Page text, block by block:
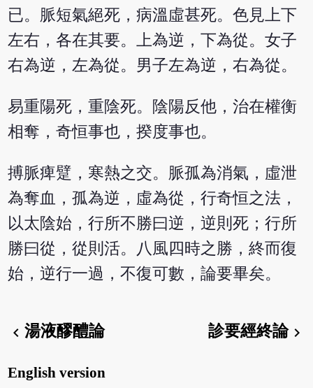
已。脈短氣絕死，病溫虛甚死。色見上下
左右，各在其要。上為逆，下為從。女子
右為逆，左為從。男子左為逆，右為從。
易重陽死，重陰死。陰陽反他，治在權衡
相奪，奇恒事也，揆度事也。
搏脈痺躄，寒熱之交。脈孤為消氣，虛泄
為奪血，孤為逆，虛為從，行奇恒之法，
以太陰始，行所不勝曰逆，逆則死；行所
勝曰從，從則活。八風四時之勝，終而復
始，逆行一過，不復可數，論要畢矣。
chevron_left湯液醪醴論 診要經終論chevron_right
English version